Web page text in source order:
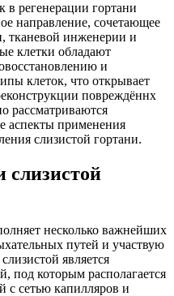
в регенерации гортани
направление, сочетающее
тканевой инженерии и
клетки обладают
и
клеток, что открывает
повреждённх
рассматриваются
аспекты применения
слизистой гортани.
несколько важнейших
путей и участвую
является
под которым располагается
с сетью капилляров и